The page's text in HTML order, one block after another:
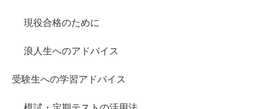
現役合格のために
浪人生へのアドバイス
受験生への学習アドバイス